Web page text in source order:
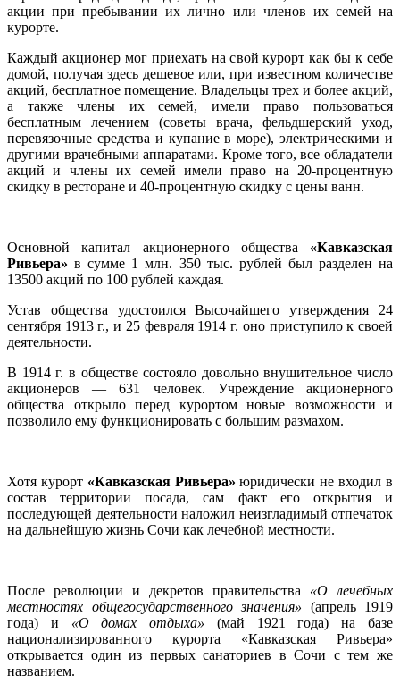
акции при пребывании их лично или членов их семей на
курорте.
Каждый акционер мог приехать на свой курорт как бы к себе
домой, получая здесь дешевое или, при известном количестве
акций, бесплатное помещение. Владельцы трех и более акций,
а также члены их семей, имели право пользоваться
бесплатным лечением (советы врача, фельдшерский уход,
перевязочные средства и купание в море), электрическими и
другими врачебными аппаратами. Кроме того, все обладатели
акций и члены их семей имели право на 20-процентную
скидку в ресторане и 40-процентную скидку с цены ванн.
Основной капитал акционерного общества «Кавказская
Ривьера» в сумме 1 млн. 350 тыс. рублей был разделен на
13500 акций по 100 рублей каждая.
Устав общества удостоился Высочайшего утверждения 24
сентября 1913 г., и 25 февраля 1914 г. оно приступило к своей
деятельности.
В 1914 г. в обществе состояло довольно внушительное число
акционеров — 631 человек. Учреждение акционерного
общества открыло перед курортом новые возможности и
позволило ему функционировать с большим размахом.
Хотя курорт «Кавказская Ривьера» юридически не входил в
состав территории посада, сам факт его открытия и
последующей деятельности наложил неизгладимый отпечаток
на дальнейшую жизнь Сочи как лечебной местности.
После революции и декретов правительства «О лечебных
местностях общегосударственного значения» (апрель 1919
года) и «О домах отдыха» (май 1921 года) на базе
национализированного курорта «Кавказская Ривьера»
открывается один из первых санаториев в Сочи с тем же
названием.